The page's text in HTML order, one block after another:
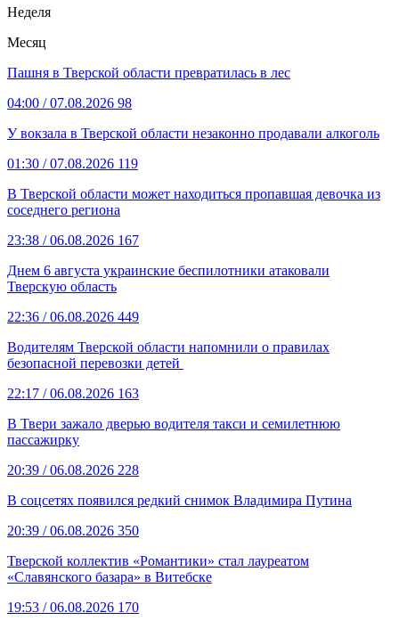
Неделя
Месяц
Пашня в Тверской области превратилась в лес
04:00 / 07.08.2026 98
У вокзала в Тверской области незаконно продавали алкоголь
01:30 / 07.08.2026 119
В Тверской области может находиться пропавшая девочка из
соседнего региона
23:38 / 06.08.2026 167
Днем 6 августа украинские беспилотники атаковали
Тверскую область
22:36 / 06.08.2026 449
Водителям Тверской области напомнили о правилах
безопасной перевозки детей
22:17 / 06.08.2026 163
В Твери зажало дверью водителя такси и семилетнюю
пассажирку
20:39 / 06.08.2026 228
В соцсетях появился редкий снимок Владимира Путина
20:39 / 06.08.2026 350
Тверской коллектив «Романтики» стал лауреатом
«Славянского базара» в Витебске
19:53 / 06.08.2026 170